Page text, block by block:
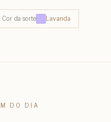
Cor da sorte Lavanda
DO DIA